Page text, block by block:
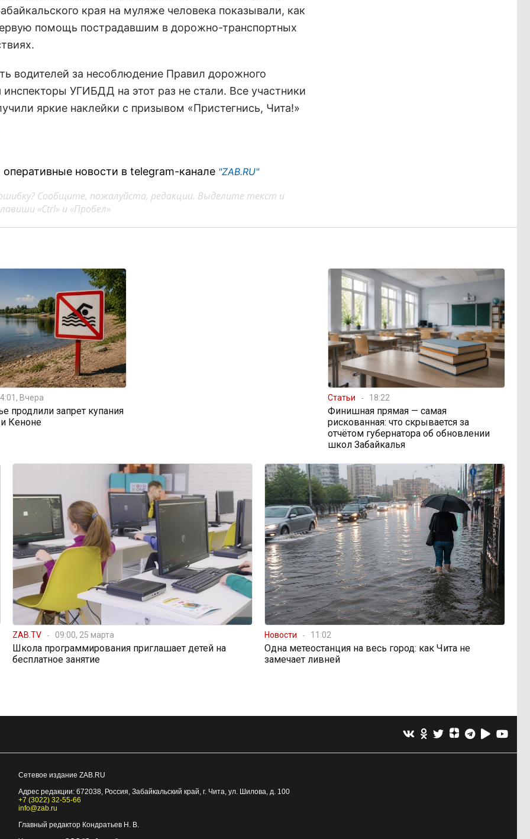
края на муляже человека показывали, как
помощь пострадавшим в дорожно-транспортных
водителей за несоблюдение Правил дорожного
УГИБДД на этот раз не стали. Все участники
яркие наклейки с призывом «Пристегнись, Чита!»
новости в telegram-канале "ZAB.RU"
Сообщите, пожалуйста, редакции. Выделите текст и
«Ctrl» и «Пробел»
Вчера
продлили запрет купания
Кеноне
Статьи 18:22
Финишная прямая — самая
рискованная: что скрывается за
отчётом губернатора об обновлении
школ Забайкалья
ZAB.TV 09:00, 25 марта
Школа программирования приглашает детей на
бесплатное занятие
Новости 11:02
Одна метеостанция на весь город: как Чита не
замечает ливней
Сетевое издание ZAB.RU
Адрес редакции: 672038, Россия, Забайкальский край, г. Чита, ул. Шилова, д. 100
+7 (3022) 32-55-66
info@zab.ru
Главный редактор Кондратьев Н. В.